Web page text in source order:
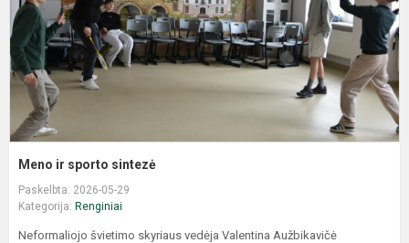
Meno ir sporto sintezė
Paskelbta: 2026-05-29
Kategorija: Renginiai
Neformaliojo švietimo skyriaus vedėja Valentina Aužbikavičė